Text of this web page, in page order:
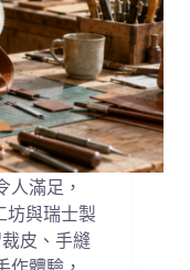
人滿足，
坊與瑞士製
皮、手縫